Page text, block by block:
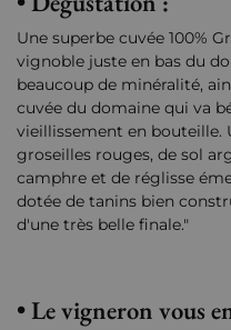
Une superbe cuvée 100%
vignoble juste en bas du
beaucoup de minéralité,
cuvée du domaine qui va
vieillissement en bouteille.
groseilles rouges, de sol
camphre et de réglisse
dotée de tanins bien
d'une très belle finale."
• Le vigneron vous